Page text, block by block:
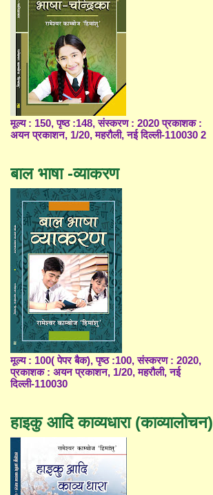
मूल्य : 150, पृष्ठ :148, संस्करण : 2020 प्रकाशक :
अयन प्रकाशन, 1/20, महरौली, नई दिल्ली-110030 2
बाल भाषा -व्याकरण
मूल्य : 100( पेपर बैक), पृष्ठ :100, संस्करण : 2020,
प्रकाशक : अयन प्रकाशन, 1/20, महरौली, नई
दिल्ली-110030
हाइकु आदि काव्यधारा (काव्यालोचन)